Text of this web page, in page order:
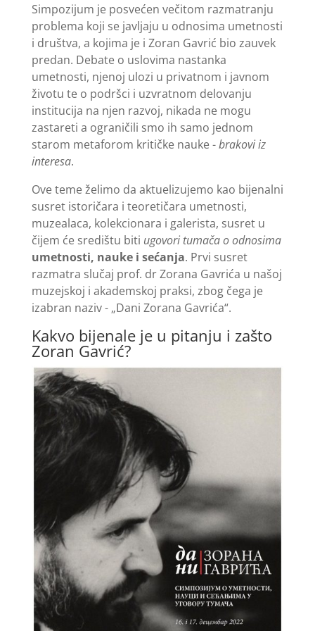
Simpozijum je posvećen večitom razmatranju
problema koji se javljaju u odnosima umetnosti
i društva, a kojima je i Zoran Gavrić bio zauvek
predan. Debate o uslovima nastanka
umetnosti, njenoj ulozi u privatnom i javnom
životu te o podršci i uzvratnom delovanju
institucija na njen razvoj, nikada ne mogu
zastareti a ograničili smo ih samo jednom
starom metaforom kritičke nauke -brakovi iz
interesa.
Ove teme želimo da aktuelizujemo kao bijenalni
susret istoričara i teoretičara umetnosti,
muzealaca, kolekcionara i galerista, susret u
čijem će središtu biti ugovori tumača o odnosima
umetnosti, nauke i sećanja. Prvi susret
razmatra slučaj prof. dr Zorana Gavrića u našoj
muzejskoj i akademskoj praksi, zbog čega je
izabran naziv - „Dani Zorana Gavrića“.
Kakvo bijenale je u pitanju i zašto
Zoran Gavrić?